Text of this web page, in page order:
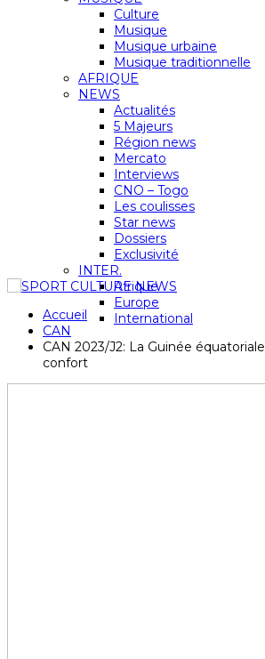
Culture
Musique
Musique urbaine
Musique traditionnelle
AFRIQUE
NEWS
Actualités
5 Majeurs
Région news
Mercato
Interviews
CNO – Togo
Les coulisses
Star news
Dossiers
Exclusivité
INTER.
Afrique
Europe
International
Accueil
CAN
CAN 2023/J2: La Guinée
confort